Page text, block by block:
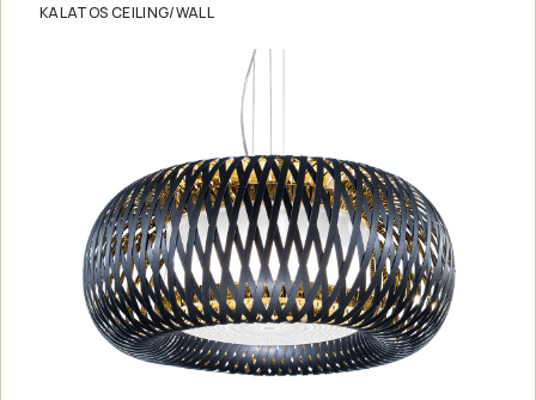
KALATOS CEILING/WALL